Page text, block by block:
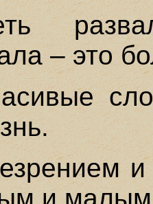
– это
и